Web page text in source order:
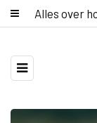
Alles over